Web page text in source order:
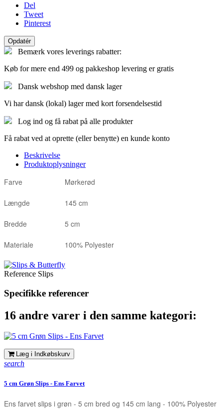
Del
Tweet
Pinterest
Bemærk vores leverings rabatter:
Køb for mere end 499 og pakkeshop levering er gratis
Dansk webshop med dansk lager
Vi har dansk (lokal) lager med kort forsendelsestid
Log ind og få rabat på alle produkter
Få rabat ved at oprette (eller benytte) en kunde konto
Beskrivelse
Produktoplysninger
Farve Mørkerød
Længde 145 cm
Bredde 5 cm
Materiale 100% Polyester
Reference Slips
Specifikke referencer
16 andre varer i den samme kategori:
Læg i Indkøbskurv
search
5 cm Grøn Slips - Ens Farvet
Ens farvet slips i grøn - 5 cm bred og 145 cm lang - 100% Polyester